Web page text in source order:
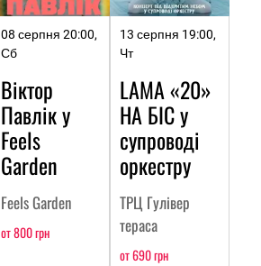
08 серпня 20:00,
Сб
Віктор
Павлік у
Feels
Garden
Feels Garden
от 800 грн
13 серпня 19:00,
Чт
LAMA «20»
НА БІС у
супроводі
оркестру
ТРЦ Гулівер
тераса
от 690 грн